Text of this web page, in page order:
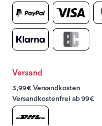
Versand
3,99€ Versandkosten
Versandkostenfrei ab 99€